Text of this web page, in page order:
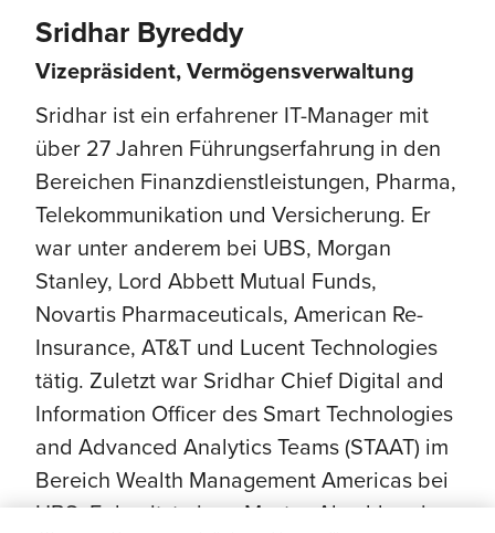
Sridhar Byreddy
Vizepräsident, Vermögensverwaltung
Sridhar ist ein erfahrener IT-Manager mit
über 27 Jahren Führungserfahrung in den
Bereichen Finanzdienstleistungen, Pharma,
Telekommunikation und Versicherung. Er
war unter anderem bei UBS, Morgan
Stanley, Lord Abbett Mutual Funds,
Novartis Pharmaceuticals, American Re-
Insurance, AT&T und Lucent Technologies
tätig. Zuletzt war Sridhar Chief Digital and
Information Officer des Smart Technologies
and Advanced Analytics Teams (STAAT) im
Bereich Wealth Management Americas bei
UBS. Er besitzt einen Master-Abschluss in